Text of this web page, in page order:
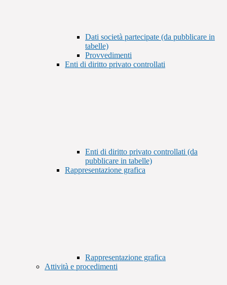
Dati società partecipate (da pubblicare in
tabelle)
Provvedimenti
Enti di diritto privato controllati
Enti di diritto privato controllati (da
pubblicare in tabelle)
Rappresentazione grafica
Rappresentazione grafica
Attività e procedimenti